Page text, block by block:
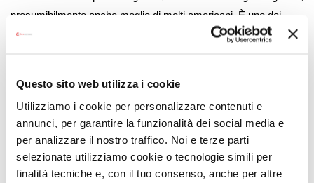
Questo sito web utilizza i cookie
Utilizziamo i cookie per personalizzare contenuti e
annunci, per garantire la funzionalità dei social media e
per analizzare il nostro traffico. Noi e terze parti
selezionate utilizziamo cookie o tecnologie simili per
finalità tecniche e, con il tuo consenso, anche per altre
presumibilmente anche meglio di molti americani. È uno dei
pochi casi in Italia in cui davvero la canzone è pensata da
dei riferimenti. Marazzi è semplicemente un cantautore
internazionale, nato in Italia. Inoltre è uno che fa dischi soltanto
quando ha qualcosa da dire – una cosa rarissima di questi
tempi. Avere collaborato a questo suo ritorno in pista è una cosa
che ha fatto piacere a me, e a tutti musicisti coinvolti, e ha